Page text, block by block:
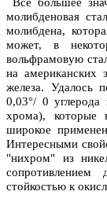
Все большее
молибденовая
молибдена,
может, в
вольфрамовую
на американских
железа. Удалось
0,03°/ 0
хрома), которые
широкое
Интересными
"нихром" из
сопротивлением
стойкостью к